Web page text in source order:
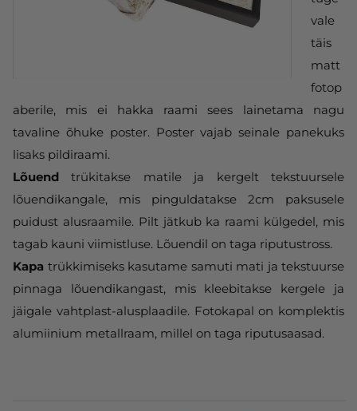
vale
täis
matt
fotop
aberile, mis ei hakka raami sees lainetama nagu
tavaline õhuke poster. Poster vajab seinale panekuks
lisaks pildiraami.
Lõuend trükitakse matile ja kergelt tekstuursele
lõuendikangale, mis pinguldatakse 2cm paksusele
puidust alusraamile. Pilt jätkub ka raami külgedel, mis
tagab kauni viimistluse. Lõuendil on taga riputustross.
Kapa trükkimiseks kasutame samuti mati ja tekstuurse
pinnaga lõuendikangast, mis kleebitakse kergele ja
jäigale vahtplast-alusplaadile. Fotokapal on komplektis
alumiinium metallraam, millel on taga riputusaasad.